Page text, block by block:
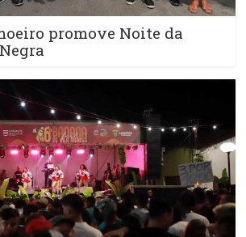
promove Noite da